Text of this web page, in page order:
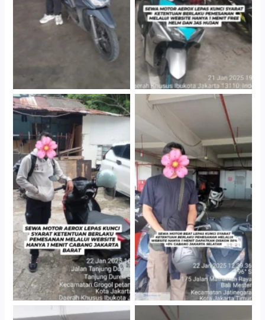
Cabang Jakarta Barat
Cityplaza Jatinegara
Gedung Parkir P6A